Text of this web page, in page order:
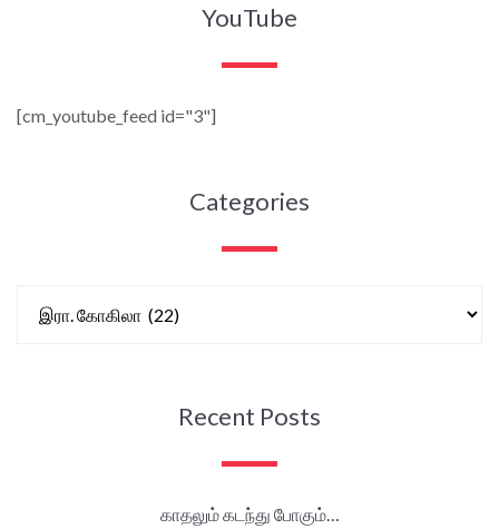
YouTube
[cm_youtube_feed id="3"]
Categories
Recent Posts
காதலும் கடந்து போகும்…